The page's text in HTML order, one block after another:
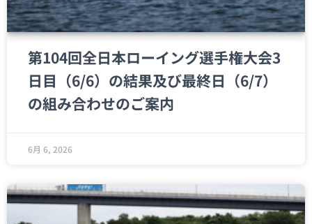
第104回全日本ローイング選手権大会3
日目（6/6）の結果及び最終日（6/7）
の組み合わせのご案内
6月 6, 2026